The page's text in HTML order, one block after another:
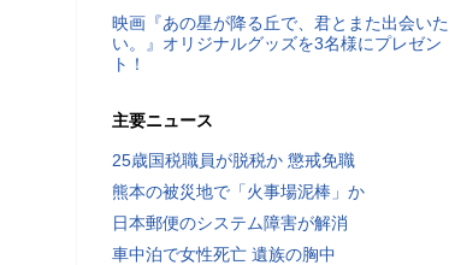
映画『あの星が降る丘で、君とまた出会いた
い。』オリジナルグッズを3名様にプレゼン
ト！
主要ニュース
25歳国税職員が脱税か 懲戒免職
熊本の被災地で「火事場泥棒」か
日本郵便のシステム障害が解消
車中泊で女性死亡 遺族の胸中